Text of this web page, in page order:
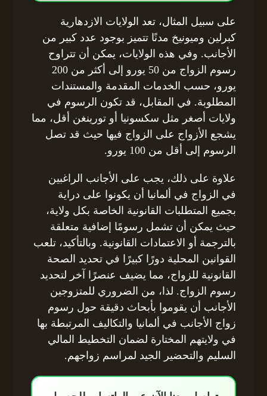
على سبيل المثال، تعد الولايات الازدهارية
كبرلين وميونيخ مدنًا تتميز بوجود عدد كبير من
الأجانب. وفي هذه الولايات، يمكن أن تتراوح
رسوم الزواج من 50 يورو إلى أكثر من 200
يورو، حسب الخدمات المقدمة والمستندات
المطلوبة. في المقابل، قد تكون الرسوم في
ولايات أصغر مثل سكسونيا أو تورينغن أقل، مما
يشجع الأزواج على الزواج فيها حيث قد تصل
الرسوم إلى أقل من 100 يورو.
علاوة على ذلك، يجب على الأجانب الراغبين
في الزواج في ألمانيا أن يكونوا على دراية
بجميع المتطلبات القانونية الخاصة بكل ولاية،
حيث يمكن أن تشمل رسومًا إضافية متعلقة
بالترجمة أو الاعتمادات القانونية. وبالتأكيد، تلعب
القوانين المحلية دورًا كبيرًا في تحديد الصحة
القانونية للزواج، مما يضيف عنصرًا آخر لتحديد
رسوم الزواج. لذا، من الضروري للمتزوجين
الأجانب أن يقوموا بأبحاث دقيقة حول رسوم
زواج الأجانب في ألمانيا والتكاليف المرتبطة بها
في ولايتهم المختارة لضمان التخطيط المالي
السليم والتحضير الجيد لمراسم زواجهم.